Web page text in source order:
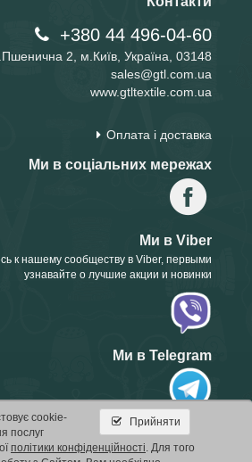
+380 44 496-04-60
2, м.Київ, Україна, 03148
sales@gtl.com.ua
www.gtltextile.com.ua
Оплата і доставка
Ми в соціальних мережах
Ми в Viber
к нашему сообществу в Viber, первыми
узнавайте о лучшие акции и новинки
Ми в Telegram
Прийняти
cookie-
послуг
політики конфіденційності. Для того